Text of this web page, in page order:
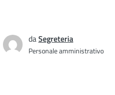
daSegreteria
Personale amministrativo